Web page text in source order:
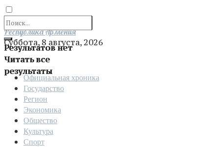
Результатов нет
Читать все
результаты
Отправить
Республика Армения
Суббота, 8 августа, 2026
Официальная хроника
Государство
Регион
Экономика
Общество
Культура
Спорт